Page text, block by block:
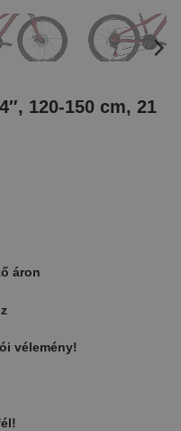
120-150 cm, 21
áron
vélemény!